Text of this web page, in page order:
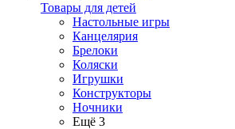
Товары для детей
Настольные игры
Канцелярия
Брелоки
Коляски
Игрушки
Конструкторы
Ночники
Ещё 3